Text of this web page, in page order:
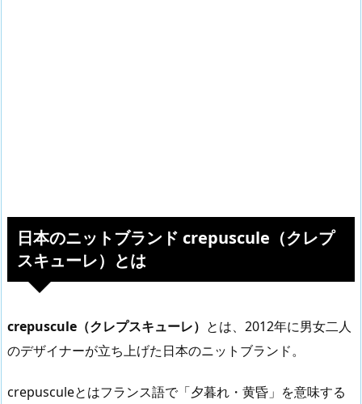
日本のニットブランド crepuscule（クレプ
スキューレ）とは
crepuscule（クレプスキューレ） とは、2012年に男女二人
のデザイナーが立ち上げた日本のニットブランド。
crepusculeとはフランス語で「夕暮れ・黄昏」を意味する